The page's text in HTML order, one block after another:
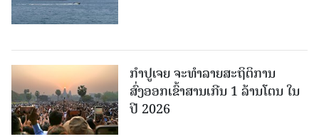
ກຳປູເຈຍ ຈະທຳລາຍສະຖິຕິການ
ສົ່ງອອກເຂົ້າສານເກີນ 1 ລ້ານໂຕນ ໃນ
ປີ 2026